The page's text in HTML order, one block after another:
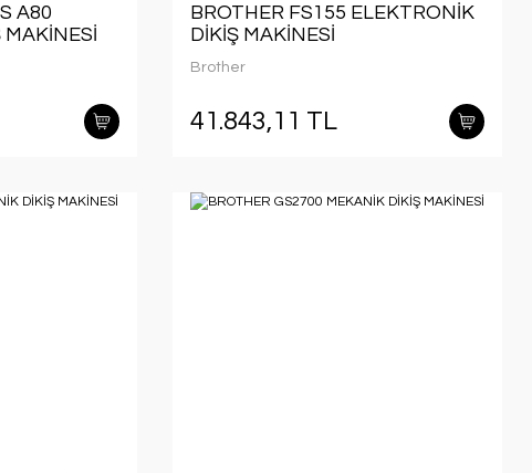
A80
MAKİNESİ
BROTHER FS155 ELEKTRONİK
DİKİŞ MAKİNESİ
Brother
41.843,11 TL